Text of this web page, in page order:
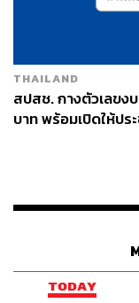
THAILAND
สปสช. กางตัวเลขง
บาท พร้อมเปิดให้ป
TODAY